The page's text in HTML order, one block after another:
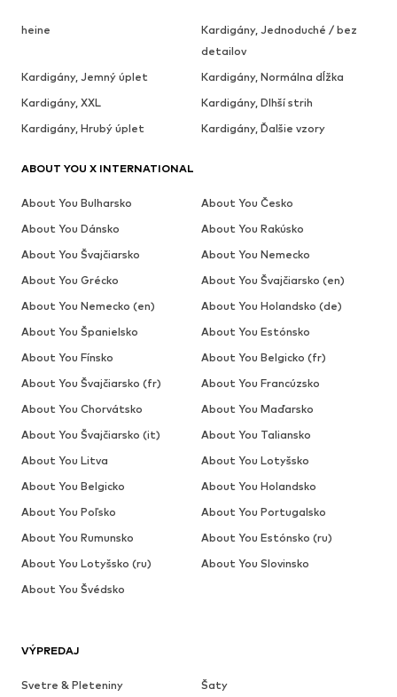
VÝPREDAJ
Svetre & Pleteniny
Šaty
heine
Kardigány, Jednoduché / bez
detailov
Kardigány, Jemný úplet
Kardigány, Normálna dĺžka
Kardigány, XXL
Kardigány, Dlhší strih
Kardigány, Hrubý úplet
Kardigány, Ďalšie vzory
ABOUT YOU X INTERNATIONAL
About You Bulharsko
About You Česko
About You Dánsko
About You Rakúsko
About You Švajčiarsko
About You Nemecko
About You Grécko
About You Švajčiarsko (en)
About You Nemecko (en)
About You Holandsko (de)
About You Španielsko
About You Estónsko
About You Fínsko
About You Belgicko (fr)
About You Švajčiarsko (fr)
About You Francúzsko
About You Chorvátsko
About You Maďarsko
About You Švajčiarsko (it)
About You Taliansko
About You Litva
About You Lotyšsko
About You Belgicko
About You Holandsko
About You Poľsko
About You Portugalsko
About You Rumunsko
About You Estónsko (ru)
About You Lotyšsko (ru)
About You Slovinsko
About You Švédsko